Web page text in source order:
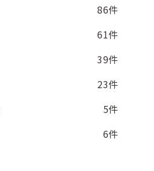
86件
61件
39件
23件
5件
6件